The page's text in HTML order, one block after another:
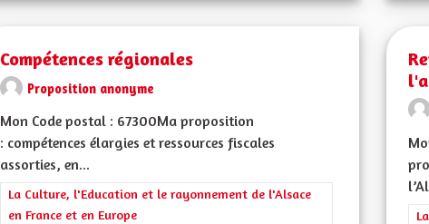
Compétences régionales
Proposition anonyme
Mon Code postal : 67300Ma proposition
: compétences élargies et ressources fiscales
assorties, en...
Filtrer les résultats de la catégorie : La Culture, l'Education et le
La Culture, l'Education et le rayonnement de l'Alsace
en France et en Europe